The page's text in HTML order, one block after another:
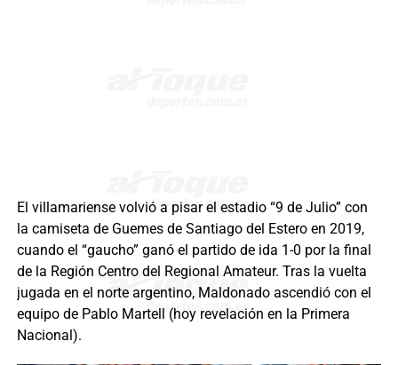
El villamariense volvió a pisar el estadio “9 de Julio” con
la camiseta de Guemes de Santiago del Estero en 2019,
cuando el “gaucho” ganó el partido de ida 1-0 por la final
de la Región Centro del Regional Amateur. Tras la vuelta
jugada en el norte argentino, Maldonado ascendió con el
equipo de Pablo Martell (hoy revelación en la Primera
Nacional).